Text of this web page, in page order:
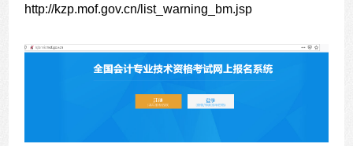
http://kzp.mof.gov.cn/list_warning_bm.jsp